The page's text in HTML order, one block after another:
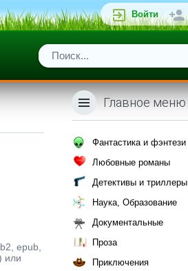
Войти
epub,
или
Главное меню
Фантастика и фэнтези
Любовные романы
Детективы и триллеры
Наука, Образование
Документальные
Проза
Приключения